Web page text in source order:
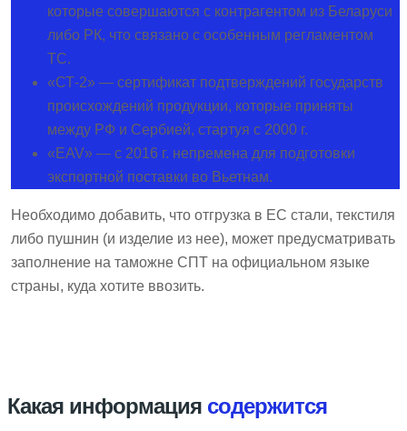
которые совершаются с контрагентом из Беларуси
либо РК, что связано с особенным регламентом
ТС.
«СТ-2» — сертификат подтверждений государств
происхождений продукции, которые приняты
между РФ и Сербией, стартуя с 2000 г.
«EAV» — с 2016 г. непремена для подготовки
экспортной поставки во Вьетнам.
Необходимо добавить, что отгрузка в ЕС стали, текстиля
либо пушнин (и изделие из нее), может предусматривать
заполнение на таможне СПТ на официальном языке
страны, куда хотите ввозить.
Какая информация содержится